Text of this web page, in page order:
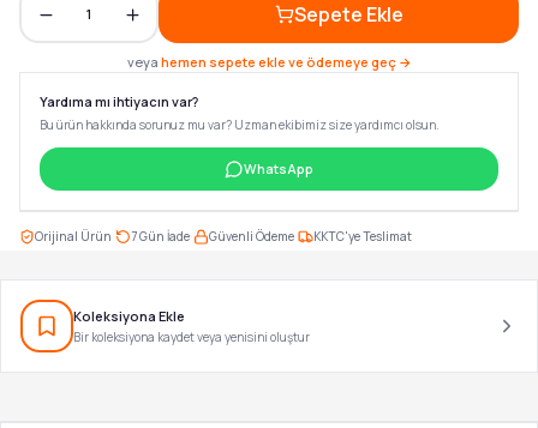
1 Sepete Ekle
veya hemen sepete ekle ve ödemeye geç →
Yardıma mı ihtiyacın var?
Bu ürün hakkında sorunuz mu var? Uzman ekibimiz size yardımcı olsun.
WhatsApp
Orijinal Ürün 7 Gün İade Güvenli Ödeme KKTC'ye Teslimat
Koleksiyona Ekle
Bir koleksiyona kaydet veya yenisini oluştur